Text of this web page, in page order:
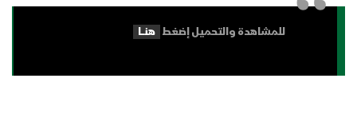
للمشاهدة والتحميل إضغط هنــــا